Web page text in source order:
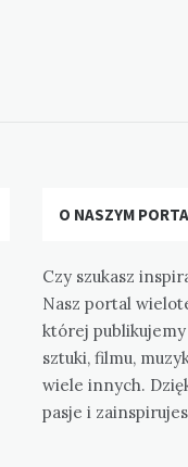
O NASZYM
Czy szukasz
Nasz portal
której
sztuki, filmu,
wiele innych.
pasje i